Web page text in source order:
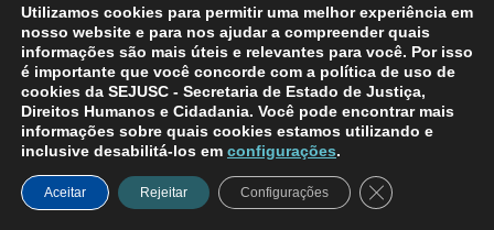
s
051/20
23
021101.012912
/2023
GRUPO
MULHERES EM
FOCO –
GRUMEF –
AMOR PELA
VIDA
R$
50.000,00
Termo
de
e
Utilizamos cookies para permitir uma melhor experiência em
nosso website e para nos ajudar a compreender quais
informações são mais úteis e relevantes para você. Por isso
é importante que você concorde com a política de uso de
cookies da SEJUSC - Secretaria de Estado de Justiça,
Direitos Humanos e Cidadania. Você pode encontrar mais
informações sobre quais cookies estamos utilizando e
inclusive desabilitá-los em configurações.
Aceitar Rejeitar Configurações Close GDPR